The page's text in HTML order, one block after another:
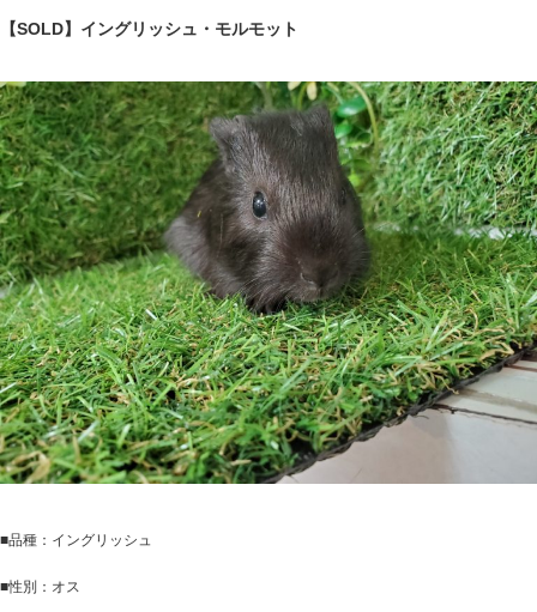
【SOLD】イングリッシュ・モルモット
■品種：イングリッシュ
■性別：オス